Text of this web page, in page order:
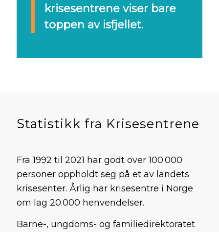
krisesentrene viser bare
toppen av isfjellet.
Statistikk fra Krisesentrene
Fra 1992 til 2021 har godt over 100.000
personer oppholdt seg på et av landets
krisesenter. Årlig har krisesentre i Norge
om lag 20.000 henvendelser.
Barne-, ungdoms- og familiedirektoratet